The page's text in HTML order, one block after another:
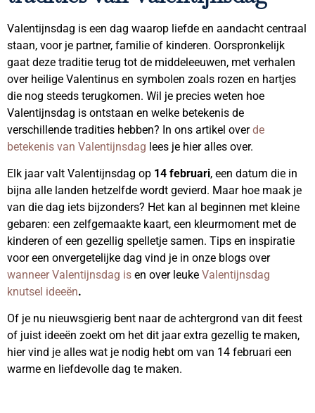
Valentijnsdag is een dag waarop liefde en aandacht centraal
staan, voor je partner, familie of kinderen. Oorspronkelijk
gaat deze traditie terug tot de middeleeuwen, met verhalen
over heilige Valentinus en symbolen zoals rozen en hartjes
die nog steeds terugkomen. Wil je precies weten hoe
Valentijnsdag is ontstaan en welke betekenis de
verschillende tradities hebben? In ons artikel overde
betekenis van Valentijnsdag lees je hier alles over.
Elk jaar valt Valentijnsdag op 14 februari, een datum die in
bijna alle landen hetzelfde wordt gevierd. Maar hoe maak je
van die dag iets bijzonders? Het kan al beginnen met kleine
gebaren: een zelfgemaakte kaart, een kleurmoment met de
kinderen of een gezellig spelletje samen. Tips en inspiratie
voor een onvergetelijke dag vind je in onze blogs over
wanneer Valentijnsdag is en over leuke Valentijnsdag
knutsel ideeën.
Of je nu nieuwsgierig bent naar de achtergrond van dit feest
of juist ideeën zoekt om het dit jaar extra gezellig te maken,
hier vind je alles wat je nodig hebt om van 14 februari een
warme en liefdevolle dag te maken.